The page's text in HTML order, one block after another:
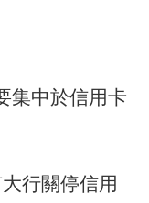
中於信用卡
行關停信用